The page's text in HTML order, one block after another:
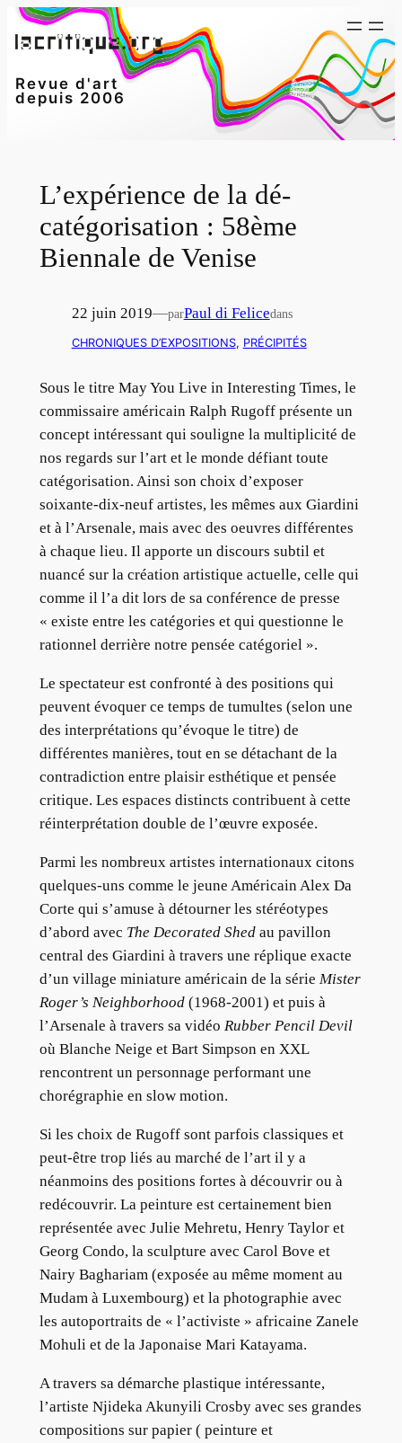
Aller
au
Revue d'art
depuis 2006
L’expérience de la dé-
catégorisation : 58ème
Biennale de Venise
22 juin 2019—parPaul di Felicedans
CHRONIQUES D’EXPOSITIONS, PRÉCIPITÉS
Sous le titre May You Live in Interesting Times, le
commissaire américain Ralph Rugoff présente un
concept intéressant qui souligne la multiplicité de
nos regards sur l’art et le monde défiant toute
catégorisation. Ainsi son choix d’exposer
soixante-dix-neuf artistes, les mêmes aux Giardini
et à l’Arsenale, mais avec des oeuvres différentes
à chaque lieu. Il apporte un discours subtil et
nuancé sur la création artistique actuelle, celle qui
comme il l’a dit lors de sa conférence de presse
« existe entre les catégories et qui questionne le
rationnel derrière notre pensée catégoriel ».
Le spectateur est confronté à des positions qui
peuvent évoquer ce temps de tumultes (selon une
des interprétations qu’évoque le titre) de
différentes manières, tout en se détachant de la
contradiction entre plaisir esthétique et pensée
critique. Les espaces distincts contribuent à cette
réinterprétation double de l’œuvre exposée.
Parmi les nombreux artistes internationaux citons
quelques-uns comme le jeune Américain Alex Da
Corte qui s’amuse à détourner les stéréotypes
d’abord avec The Decorated Shedau pavillon
central des Giardini à travers une réplique exacte
d’un village miniature américain de la série Mister
Roger’s Neighborhood(1968-2001) et puis à
l’Arsenale à travers sa vidéo Rubber Pencil Devil
où Blanche Neige et Bart Simpson en XXL
rencontrent un personnage performant une
chorégraphie en slow motion.
Si les choix de Rugoff sont parfois classiques et
peut-être trop liés au marché de l’art il y a
néanmoins des positions fortes à découvrir ou à
redécouvrir. La peinture est certainement bien
représentée avec Julie Mehretu, Henry Taylor et
Georg Condo, la sculpture avec Carol Bove et
Nairy Baghariam (exposée au même moment au
Mudam à Luxembourg) et la photographie avec
les autoportraits de « l’activiste » africaine Zanele
Mohuli et de la Japonaise Mari Katayama.
A travers sa démarche plastique intéressante,
l’artiste Njideka Akunyili Crosby avec ses grandes
compositions sur papier ( peinture et